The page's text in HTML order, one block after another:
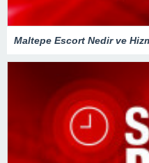
Maltepe Escort Nedir ve